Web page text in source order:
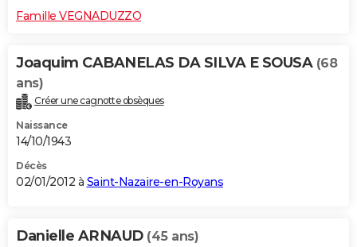
Famille VEGNADUZZO
Joaquim CABANELAS DA SILVA E SOUSA (68
ans)
Créer une cagnotte obsèques
Naissance
14/10/1943
Décès
02/01/2012 à Saint-Nazaire-en-Royans
Danielle ARNAUD (45 ans)